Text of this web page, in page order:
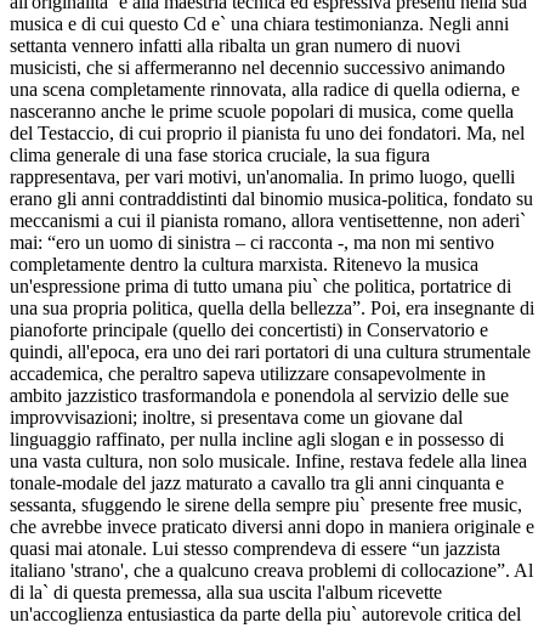
musica e di cui questo Cd e` una chiara testimonianza. Negli anni
settanta vennero infatti alla ribalta un gran numero di nuovi
musicisti, che si affermeranno nel decennio successivo animando
una scena completamente rinnovata, alla radice di quella odierna, e
nasceranno anche le prime scuole popolari di musica, come quella
del Testaccio, di cui proprio il pianista fu uno dei fondatori. Ma, nel
clima generale di una fase storica cruciale, la sua figura
rappresentava, per vari motivi, un'anomalia. In primo luogo, quelli
erano gli anni contraddistinti dal binomio musica-politica, fondato su
meccanismi a cui il pianista romano, allora ventisettenne, non aderi`
mai: “ero un uomo di sinistra – ci racconta -, ma non mi sentivo
completamente dentro la cultura marxista. Ritenevo la musica
un'espressione prima di tutto umana piu` che politica, portatrice di
una sua propria politica, quella della bellezza”. Poi, era insegnante di
pianoforte principale (quello dei concertisti) in Conservatorio e
quindi, all'epoca, era uno dei rari portatori di una cultura strumentale
accademica, che peraltro sapeva utilizzare consapevolmente in
ambito jazzistico trasformandola e ponendola al servizio delle sue
improvvisazioni; inoltre, si presentava come un giovane dal
linguaggio raffinato, per nulla incline agli slogan e in possesso di
una vasta cultura, non solo musicale. Infine, restava fedele alla linea
tonale-modale del jazz maturato a cavallo tra gli anni cinquanta e
sessanta, sfuggendo le sirene della sempre piu` presente free music,
che avrebbe invece praticato diversi anni dopo in maniera originale e
quasi mai atonale. Lui stesso comprendeva di essere “un jazzista
italiano 'strano', che a qualcuno creava problemi di collocazione”. Al
di la` di questa premessa, alla sua uscita l'album ricevette
un'accoglienza entusiastica da parte della piu` autorevole critica del